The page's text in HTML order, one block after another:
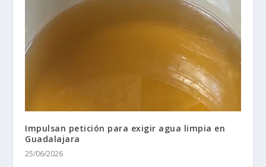
Impulsan petición para exigir agua limpia en
Guadalajara
25/06/2026